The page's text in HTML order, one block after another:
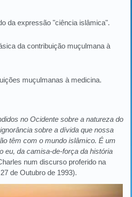
da expressão "ciência islâmica".
da contribuição muçulmana à
muçulmanas à medicina.
no Ocidente sobre a natureza do
sobre a dívida que nossa
têm com o mundo islâmico. É um
eu, da camisa-de-força da história
num discurso proferido na
de Outubro de 1993).